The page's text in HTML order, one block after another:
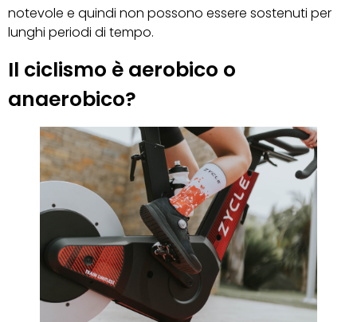
notevole e quindi non possono essere sostenuti per
lunghi periodi di tempo.
Il ciclismo è aerobico o
anaerobico?